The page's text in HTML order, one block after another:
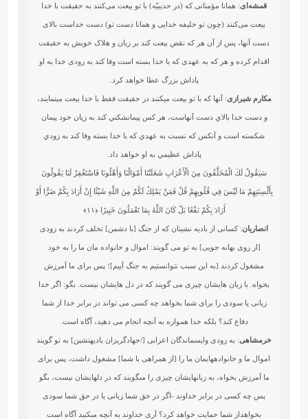
قمشه‌ای: همانا مؤمنانی که (در حدیبیّه) با تو بیعت می‌کنند به حقیقت با خدا
بیعت می‌کنند (چون تو خلیفه خدایی و همانا دست تو) دست خداست بالای
دست آنها، پس از آن هر که نقض بیعت کند بر زیان و هلاک خویش به حقیقت
اقدام کرده و هر که به عهدی که با خدا بسته است وفا کند به زودی خدا به او
پاداش بزرگ عطا خواهد کرد.
مکارم شیرازی: آنها كه با تو بيعت مي‏كنند در حقيقت فقط با خدا بيعت مي‏نمايند،
و دست خدا بالاي دست آنهاست، هر كس پيمانشكني كند به زيان خود پيمان
شكسته است و آنكس كه نسبت به عهدي كه با خدا بسته وفا كند به زودي
پاداش عظيمي به او خواهد داد.
سَيَقُولُ لَكَ الْمُخَلَّفُونَ مِنَ الْأَعْرَابِ شَغَلَتْنَا أَمْوَالُنَا وَأَهْلُونَا فَاسْتَغْفِرْ لَنَا يَقُولُونَ
بِأَلْسِنَتِهِمْ مَا لَيْسَ فِي قُلُوبِهِمْ قُلْ فَمَنْ يَمْلِكُ لَكُمْ مِنَ اللَّهِ شَيْئًا إِنْ أَرَادَ بِكُمْ ضَرًّا أَوْ
أَرَادَ بِكُمْ نَفْعًا بَلْ كَانَ اللَّهُ بِمَا تَعْمَلُونَ خَبِيرًا﴿۱۱﴾
انصاریان: کسانی از بادیه نشینان که از جنگ [با دشمن] تخلف کردند به زودی
[از روی بهانه جویی] به تو می گویند: اموال و خانواده مان ما را به خود
مشغول کردند [به این سبب نتوانستیم به جنگ آییم]؛ پس برای ما آمرزش
بخواه. با زبان هایشان چیزی می گویند که در دل هایشان نیست. بگو: اگر خدا
زیانی یا سودی را برای شما بخواهد چه کسی می تواند در برابر خدا از شما
دفاع کند؟ بلکه خدا همواره به آنچه انجام می دهید، آگاه است.
خرمشاهی: به زودى واپس‏ماندگان اعرابى [/جهادگريزان باديه‏نشين‏] به تو گويند
اموال ما و خانواده‏هايمان ما را [از همراهى با شما] مشغول داشت، پس براى
ما آمرزش بخواه، به زبانهايشان چيزى را مى‏گويند كه در دلهايشان نيست، بگو
پس چه كسى در برابر خداوند -اگر در حق شما زيانى يا در حق شما سودى
بخواهداز شما حمايت خواهد كرد؟ آرى خداوند به آنچه مى‏كنيد آگاه است‏